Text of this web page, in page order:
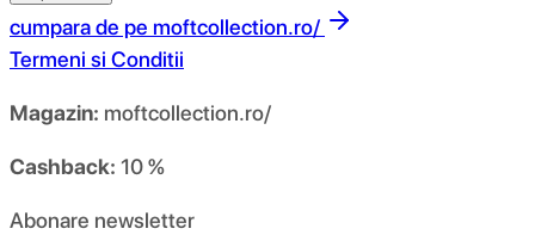
cumpara de pe moftcollection.ro/
Termeni si Conditii
Magazin: moftcollection.ro/
Cashback: 10 %
Abonare newsletter